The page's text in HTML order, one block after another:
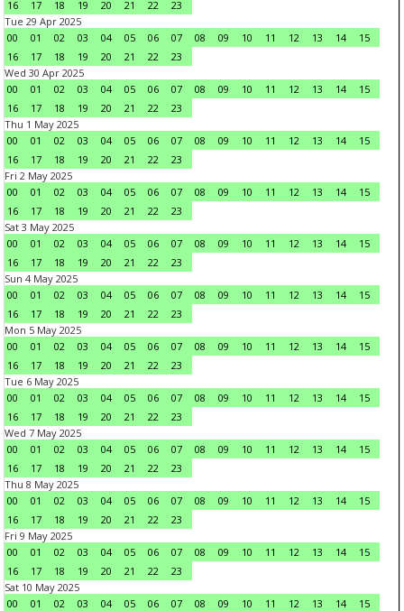
16 17 18 19 20 21 22
23
Tue 29 Apr 2025
00
01 02 03 04 05 06 07 08 09 10 11 12 13 14
15
16
17 18 19 20 21 22
23
Wed 30 Apr 2025
00
01 02 03 04 05 06 07 08 09 10 11 12 13 14
15
16
17 18 19 20 21 22
23
Thu 1 May 2025
00
01 02 03 04 05 06 07 08 09 10 11 12 13 14
15
16
17 18 19 20 21 22
23
Fri 2 May 2025
00
01 02 03 04 05 06 07 08 09 10 11 12 13 14
15
16
17 18 19 20 21 22
23
Sat 3 May 2025
00
01 02 03 04 05 06 07 08 09 10 11 12 13 14
15
16
17 18 19 20 21 22
23
Sun 4 May 2025
00
01 02 03 04 05 06 07 08 09 10 11 12 13 14
15
16
17 18 19 20 21 22
23
Mon 5 May 2025
00
01 02 03 04 05 06 07 08 09 10 11 12 13 14
15
16
17 18 19 20 21 22
23
Tue 6 May 2025
00
01 02 03 04 05 06 07 08 09 10 11 12 13 14
15
16
17 18 19 20 21 22
23
Wed 7 May 2025
00
01 02 03 04 05 06 07 08 09 10 11 12 13 14
15
16
17 18 19 20 21 22
23
Thu 8 May 2025
00
01 02 03 04 05 06 07 08 09 10 11 12 13 14
15
16
17 18 19 20 21 22
23
Fri 9 May 2025
00
01 02 03 04 05 06 07 08 09 10 11 12 13 14
15
16
17 18 19 20 21 22
23
Sat 10 May 2025
00
01 02 03 04 05 06 07 08 09 10 11 12 13 14
15